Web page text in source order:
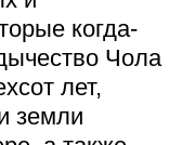
когда-
Чола
лет,
земли